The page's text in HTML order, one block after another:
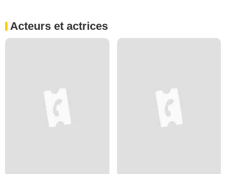
Acteurs et actrices